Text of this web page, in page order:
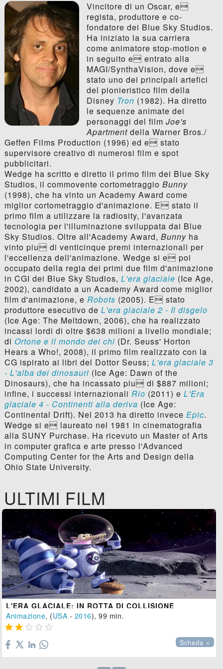
Vincitore di un Oscar, e
regista, produttore e co-
fondatore dei Blue Sky Studios.
Ha iniziato la sua carriera
come animatore stop-motion e
in seguito e entrato alla
MAGI/SynthaVision, dove e
stato uno dei principali artefici
del pionieristico film della
Disney Tron (1982). Ha diretto
le sequenze animate dei
personaggi del film Joe's
Apartmentdella Warner Bros./
Geffen Films Production (1996) ed e stato
supervisore creativo di numerosi film e spot
pubblicitari.
Wedge ha scritto e diretto il primo film dei Blue Sky
Studios, il commovente cortometraggio Bunny
(1998), che ha vinto un Academy Award come
miglior cortometraggio d'animazione. E stato il
primo film a utilizzare la radiosity, l'avanzata
tecnologia per l'illuminazione sviluppata dai Blue
Sky Studios. Oltre all'Academy Award, Bunnyha
vinto piu di venticinque premi internazionali per
l'eccellenza dell'animazione. Wedge si e poi
occupato della regia dei primi due film d'animazione
in CGI dei Blue Sky Studios, L'era glaciale (Ice Age,
2002), candidato a un Academy Award come miglior
film d'animazione, e Robots (2005). E stato
produttore esecutivo de L'era glaciale 2 - Il disgelo
(Ice Age: The Meltdown, 2006), che ha realizzato
incassi lordi di oltre $638 milioni a livello mondiale;
di Ortone e il mondo dei chi (Dr. Seuss' Horton
Hears a Who!, 2008), il primo film realizzato con la
CG ispirato ai libri del Dottor Seuss; L'era glaciale 3
- L'alba dei dinosauri (Ice Age: Dawn of the
Dinosaurs), che ha incassato piu di $887 milioni;
infine, i successi internazionali Rio (2011) e L'Era
glaciale 4 - Continenti alla deriva (Ice Age:
Continental Drift). Nel 2013 ha diretto invece Epic.
Wedge si e laureato nel 1981 in cinematografia
alla SUNY Purchase. Ha ricevuto un Master of Arts
in computer grafica e arte presso l'Advanced
Computing Center for the Arts and Design della
Ohio State University.
ULTIMI FILM
L'ERA GLACIALE: IN ROTTA DI COLLISIONE
Animazione, (USA - 2016), 99 min.
    
Scheda »